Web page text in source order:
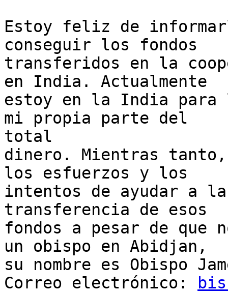
Estoy feliz de
conseguir los fondos
transferidos en la
en India. Actualmente
estoy en la India para
mi propia parte del
total
dinero. Mientras
los esfuerzos y los
intentos de ayudar a
transferencia de esos
fondos a pesar de que
un obispo en Abidjan,
su nombre es Obispo
Correo electrónico: